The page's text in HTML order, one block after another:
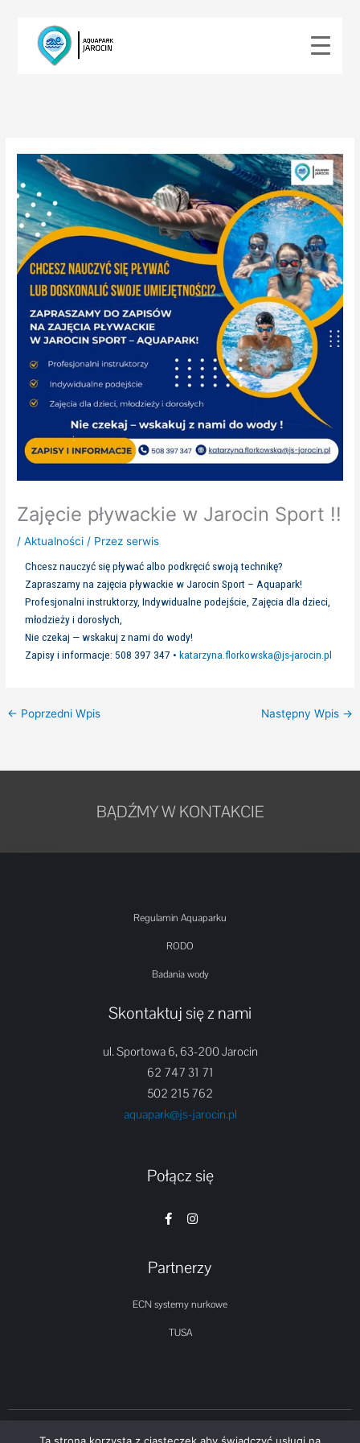
Zajęcie pływackie w Jarocin Sport !!
/Aktualności / Przezserwis
Chcesz nauczyć się pływać albo podkręcić swoją technikę?
Zapraszamy na zajęcia pływackie w Jarocin Sport – Aquapark!
Profesjonalni instruktorzy, Indywidualne podejście, Zajęcia dla dzieci,
młodzieży i dorosłych,
Nie czekaj — wskakuj z nami do wody!
Zapisy i informacje: 508 397 347 •katarzyna.florkowska@js-jarocin.pl
← Poprzedni Wpis Następny Wpis →
BĄDŹMY W KONTAKCIE
Regulamin Aquaparku
RODO
Badania wody
Skontaktuj się z nami
ul. Sportowa 6, 63-200 Jarocin
62 747 31 71
502 215 762
aquapark@js-jarocin.pl
Połącz się
F
a
o
-
I
n
g
m
Partnerzy
ECN systemy nurkowe
TUSA